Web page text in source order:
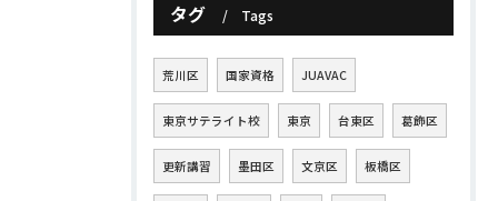
タグ Tags
荒川区 国家資格 JUAVAC
東京サテライト校 東京 台東区 葛飾区
更新講習 墨田区 文京区 板橋区